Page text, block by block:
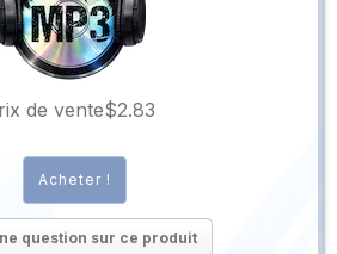
​​de vente$2.83
question sur ce produit